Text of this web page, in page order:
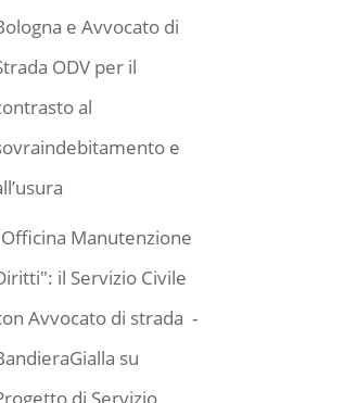
e Avvocato di
ODV per il
al
e
Manutenzione
il Servizio Civile
Avvocato di strada -
su
di Servizio